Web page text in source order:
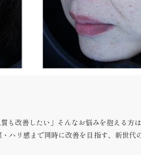
も改善したい」そんなお悩みを抱える方
リ感まで同時に改善を目指す、新世代